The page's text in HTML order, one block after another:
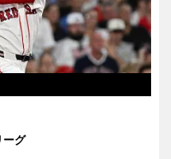
グ